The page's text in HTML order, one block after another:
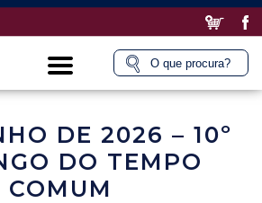
DE 2026 – 10º
DO TEMPO
COMUM